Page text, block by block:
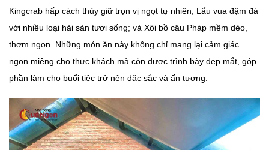
Kingcrab hấp cách thủy giữ trọn vị ngọt tự nhiên; Lẩu vua đậm đà
với nhiều loại hải sản tươi sống; và Xôi bồ câu Pháp mềm dẻo,
thơm ngon. Những món ăn này không chỉ mang lại cảm giác
ngon miệng cho thực khách mà còn được trình bày đẹp mắt, góp
phần làm cho buổi tiệc trở nên đặc sắc và ấn tượng.